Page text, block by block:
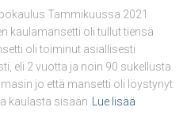
Tammikuussa 2021
kaulamansetti oli tullut tiensä
oli toiminut asiallisesti
eli 2 vuotta ja noin 90 sukellusta.
jo että mansetti oli löystynyt
kaulasta sisään
Lue lisää